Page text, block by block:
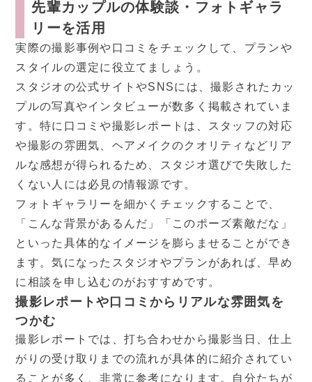
先輩カップルの体験談・フォトギャラ
リーを活用
実際の撮影事例や口コミをチェックして、プランや
スタイルの選定に役立てましょう。
スタジオの公式サイトやSNSには、撮影されたカッ
プルの写真やインタビューが数多く掲載されていま
す。特に口コミや撮影レポートは、スタッフの対応
や撮影の雰囲気、ヘアメイクのクオリティなどリア
ルな感想が得られるため、スタジオ選びで失敗した
くない人には必見の情報源です。
フォトギャラリーを細かくチェックすることで、
「こんな背景があるんだ」「このポーズ素敵だな」
といった具体的なイメージを膨らませることができ
ます。気になったスタジオやプランがあれば、早め
に相談を申し込むのがおすすめです。
撮影レポートや口コミからリアルな雰囲気を
つかむ
撮影レポートでは、打ち合わせから撮影当日、仕上
がりの受け取りまでの流れが具体的に紹介されてい
ることが多く、非常に参考になります。自分たちが